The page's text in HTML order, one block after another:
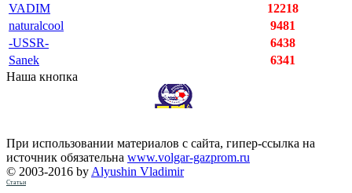
VADIM
12218
naturalcool
9481
-USSR-
6438
Sanek
6341
Наша кнопка
При использовании материалов с сайта, гипер-ссылка на
источник обязательна www.volgar-gazprom.ru
© 2003-2016 by Alyushin Vladimir
Статьи